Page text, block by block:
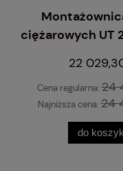
ciężarowych UT
22
Cena regularna:24
Najniższa cena:24
do